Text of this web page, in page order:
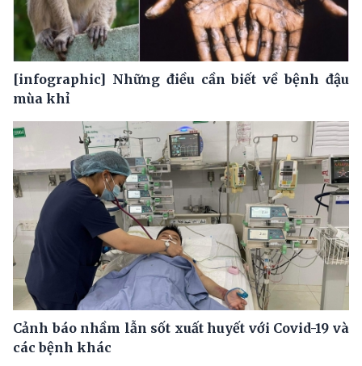
[infographic] Những điều cần biết về bệnh đậu
mùa khỉ
Cảnh báo nhầm lẫn sốt xuất huyết với Covid-19 và
các bệnh khác